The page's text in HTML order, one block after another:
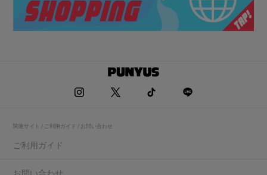
関連サイト / ご利用ガイド / お問い合わせ
ご利用ガイド